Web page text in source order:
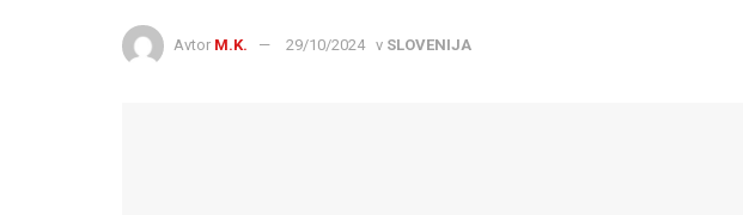
Avtor M.K. 29/10/2024 v SLOVENIJA